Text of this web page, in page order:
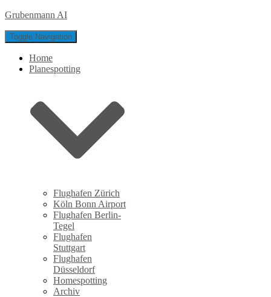
Grubenmann AI
Toggle Navigation
Home
Planespotting
Flughafen Zürich
Köln Bonn Airport
Flughafen Berlin-
Tegel
Flughafen
Stuttgart
Flughafen
Düsseldorf
Homespotting
Archiv